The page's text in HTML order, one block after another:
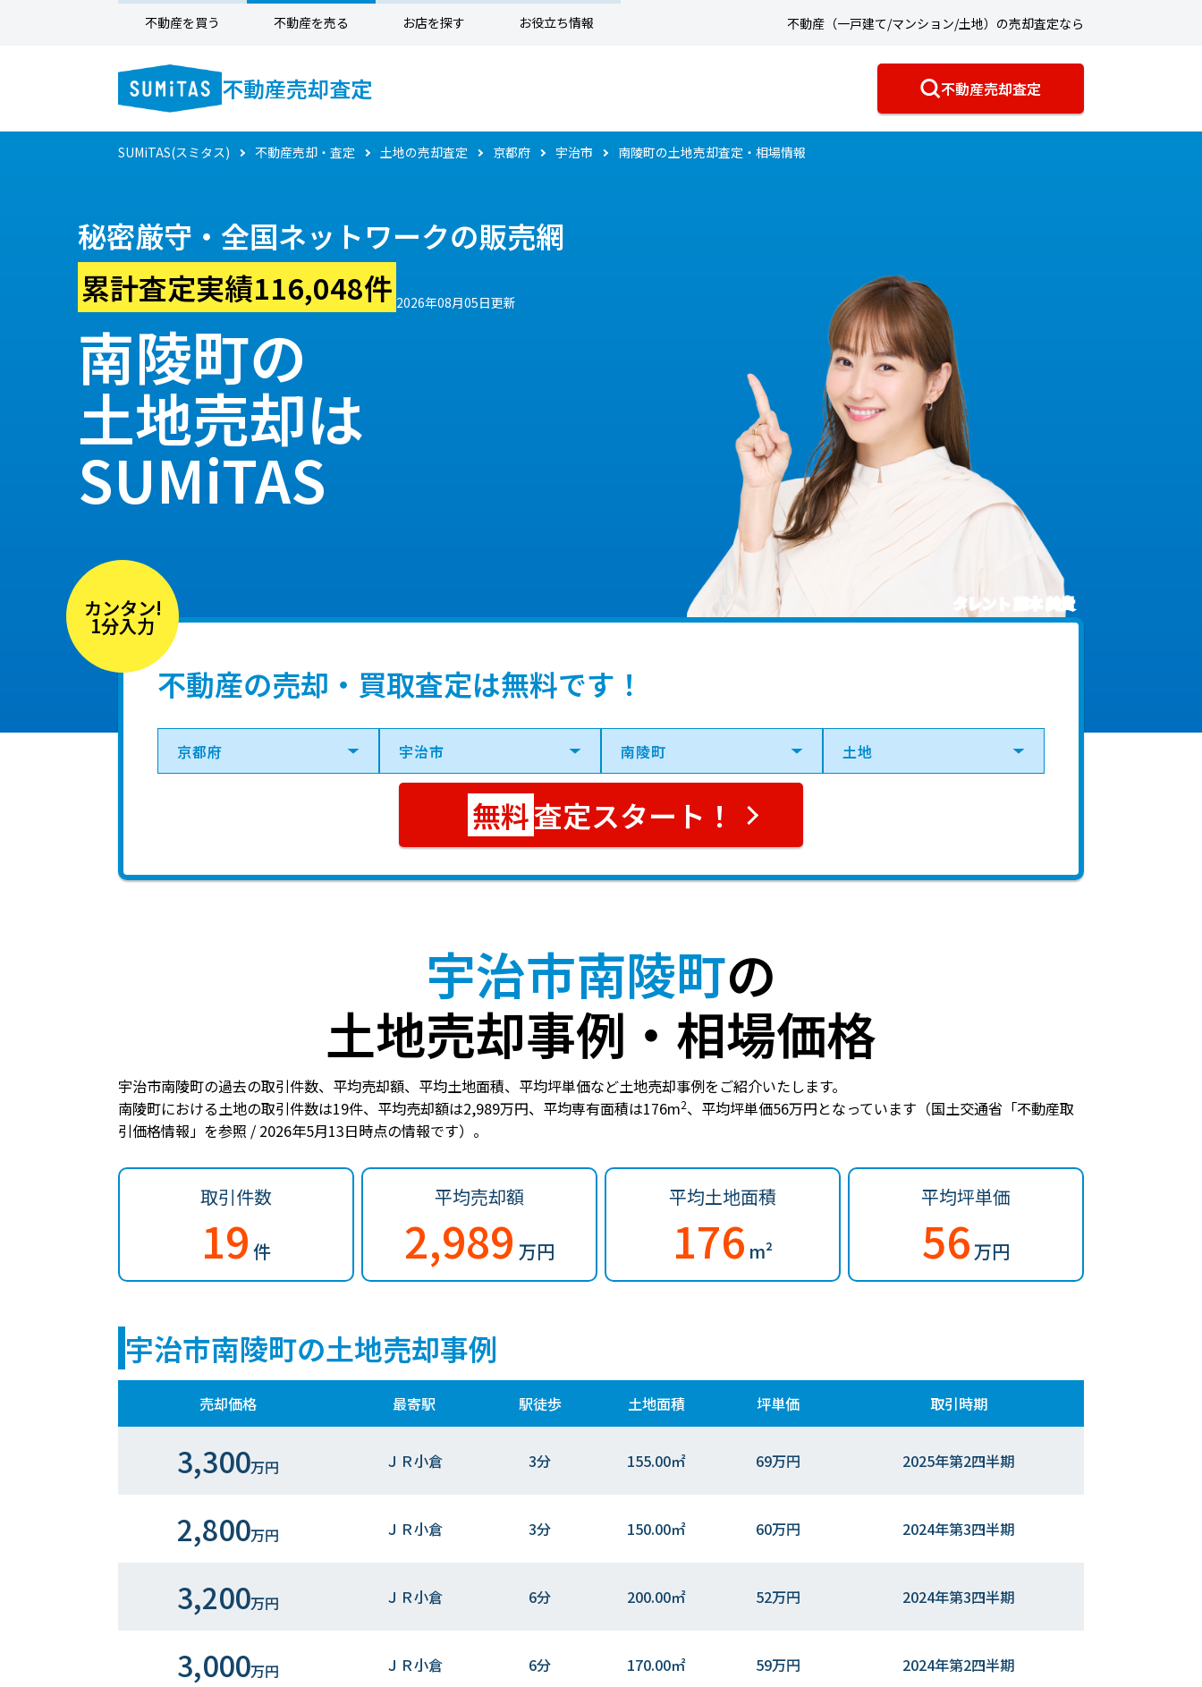
不動産を買う 不動産を売る お店を探す お役立ち情報 不動産（一戸建て/マンション/土地）の売却査定なら
不動産売却査定 不動産売却査定
SUMiTAS(スミタス) 不動産売却・査定 土地の売却査定 京都府 宇治市 南陵町の土地売却査定・相場情報
秘密厳守・全国ネットワークの販売網
累計査定実績116,048件 2026年08月05日更新
南陵町の
土地売却は
SUMiTAS
タレント 藤本 美貴
カンタン!
1分入力
不動産の売却・買取査定は無料です！
査定スタート！
宇治市南陵町の
土地売却事例・相場価格
宇治市南陵町の過去の取引件数、平均売却額、平均土地面積、平均坪単価など土地売却事例をご紹介いたします。
南陵町における土地の取引件数は19件、 平均売却額は2,989万円、 平均専有面積は176m2、 平均坪単価56万円となっています（国土交通省「不動産取
引価格情報」を参照 / 2026年5月13日時点の情報です）。
取引件数
19 件
平均売却額
2,989 万円
平均土地面積
176 m²
平均坪単価
56 万円
宇治市南陵町の土地売却事例
売却価格 最寄駅 駅徒歩 土地面積 坪単価 取引時期
3,300万円 ＪＲ小倉 3分 155.00㎡ 69万円 2025年第2四半期
2,800万円 ＪＲ小倉 3分 150.00㎡ 60万円 2024年第3四半期
3,200万円 ＪＲ小倉 6分 200.00㎡ 52万円 2024年第3四半期
3,000万円 ＪＲ小倉 6分 170.00㎡ 59万円 2024年第2四半期